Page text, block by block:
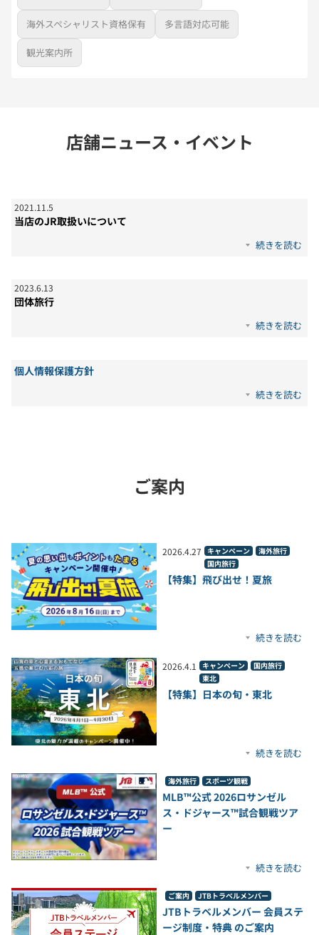
海外スペシャリスト資格保有 多言語対応可能
観光案内所
店舗ニュース・イベント
2021 .11 .5
当店のJR取扱いについて
続きを読む
2023.6.13
団体旅行
続きを読む
個人情報保護方針
続きを読む
ご案内
2026.4.27 キャンペーン
海外旅行
国内旅行
【特集】飛び出せ！夏旅
続きを読む
2026.4.1 キャンペーン
国内旅行
東北
【特集】日本の旬・東北
続きを読む
海外旅行 スポーツ観戦
MLB™公式 2026ロサンゼル
ス・ドジャース™試合観戦ツア
ー
続きを読む
ご案内 JTBトラベルメンバー
JTBトラベルメンバー 会員ステ
ージ制度・特典 のご案内